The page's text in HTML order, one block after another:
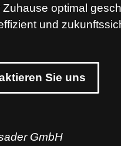
Zuhause optimal
und
Sie uns
GmbH